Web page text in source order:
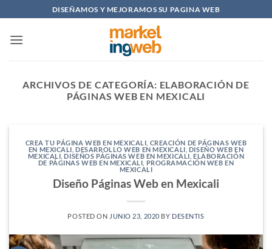
al
contenido
DISEÑAMOS Y MEJORAMOS SU PAGINA WEB
ARCHIVOS DE CATEGORÍA: ELABORACIÓN DE
PÁGINAS WEB EN MEXICALI
CREA TU PÁGINA WEB EN MEXICALI CREACIÓN DE PÁGINAS WEB
EN MEXICALI ,DESARROLLO WEB EN MEXICALI DISEÑO WEB EN
MEXICALI ,DISEÑOS PÁGINAS WEB EN MEXICALI ELABORACIÓN
DE PÁGINAS WEB EN MEXICALI PROGRAMACIÓN WEB EN
MEXICALI
Diseño Páginas Web en Mexicali
POSTED ON JUNIO 23, 2020 BY DESENTIS